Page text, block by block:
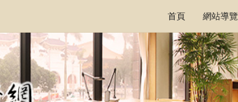
首頁
網站導覽